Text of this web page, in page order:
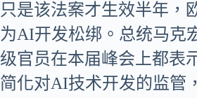
只是该法案才生效半年，
为AI开发松绑。总统马克
级官员在本届峰会上都表
简化对AI技术开发的监管